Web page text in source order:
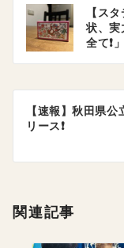
ビ
ン
【ス
状、実
全て❗️
【速報】秋田県
リース❗️
関連記事